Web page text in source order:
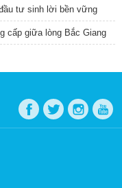
tư sinh lời bền vững
cấp giữa lòng Bắc Giang